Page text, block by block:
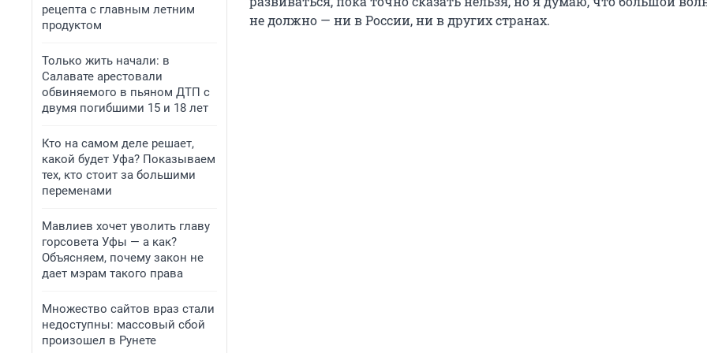
рецепта с главным летним
продуктом
Только жить начали: в
Салавате арестовали
обвиняемого в пьяном ДТП с
двумя погибшими 15 и 18 лет
Кто на самом деле решает,
какой будет Уфа? Показываем
тех, кто стоит за большими
переменами
Мавлиев хочет уволить главу
горсовета Уфы — а как?
Объясняем, почему закон не
дает мэрам такого права
Множество сайтов враз стали
недоступны: массовый сбой
произошел в Рунете
не должно — ни в России, ни в других странах.